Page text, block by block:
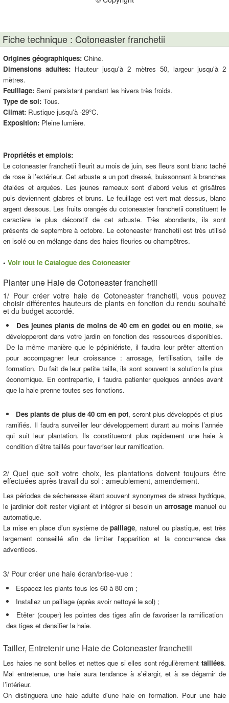
Fiche technique : Cotoneaster franchetii
Origines géographiques: Chine.
Dimensions adultes: Hauteur jusqu'à 2 mètres 50, largeur jusqu'à 2
mètres.
Feuillage: Semi persistant pendant les hivers très froids.
Type de sol: Tous.
Climat: Rustique jusqu'à -29°C.
Exposition: Pleine lumière.
Propriétés et emplois:
Le cotoneaster franchetii fleurit au mois de juin, ses fleurs sont blanc taché
de rose à l'extérieur. Cet arbuste a un port dressé, buissonnant à branches
étalées et arquées. Les jeunes rameaux sont d'abord velus et grisâtres
puis deviennent glabres et bruns. Le feuillage est vert mat dessus, blanc
argent dessous. Les fruits orangés du cotoneaster franchetii constituent le
caractère le plus décoratif de cet arbuste. Très abondants, ils sont
présents de septembre à octobre. Le cotoneaster franchetii est très utilisé
en isolé ou en mélange dans des haies fleuries ou champêtres.
• Voir tout le Catalogue des Cotoneaster
Planter une Haie de Cotoneaster franchetii
1/ Pour créer votre haie de Cotoneaster franchetii, vous pouvez
choisir différentes hauteurs de plants en fonction du rendu souhaité
et du budget accordé.
Des jeunes plants de moins de 40 cm en godet ou en motte, se
développeront dans votre jardin en fonction des ressources disponibles.
De la même manière que le pépiniériste, il faudra leur prêter attention
pour accompagner leur croissance : arrosage, fertilisation, taille de
formation. Du fait de leur petite taille, ils sont souvent la solution la plus
économique. En contrepartie, il faudra patienter quelques années avant
que la haie prenne toutes ses fonctions.
Des plants de plus de 40 cm en pot, seront plus développés et plus
ramifiés. Il faudra surveiller leur développement durant au moins l’année
qui suit leur plantation. Ils constitueront plus rapidement une haie à
condition d’être taillés pour favoriser leur ramification.
2/ Quel que soit votre choix, les plantations doivent toujours être
effectuées après travail du sol : ameublement, amendement.
Les périodes de sécheresse étant souvent synonymes de stress hydrique,
le jardinier doit rester vigilant et intégrer si besoin un arrosage manuel ou
automatique.
La mise en place d’un système depaillage, naturel ou plastique, est très
largement conseillé afin de limiter l’apparition et la concurrence des
adventices.
3/ Pour créer une haie écran/brise-vue :
Espacez les plants tous les 60 à 80 cm ;
Installez un paillage (après avoir nettoyé le sol) ;
Etêter (couper) les pointes des tiges afin de favoriser la ramification
des tiges et densifier la haie.
Tailler, Entretenir une Haie de Cotoneaster franchetii
Les haies ne sont belles et nettes que si elles sont régulièrement taillées.
Mal entretenue, une haie aura tendance à s'élargir, et à se dégarnir de
l'intérieur.
On distinguera une haie adulte d'une haie en formation. Pour une haie